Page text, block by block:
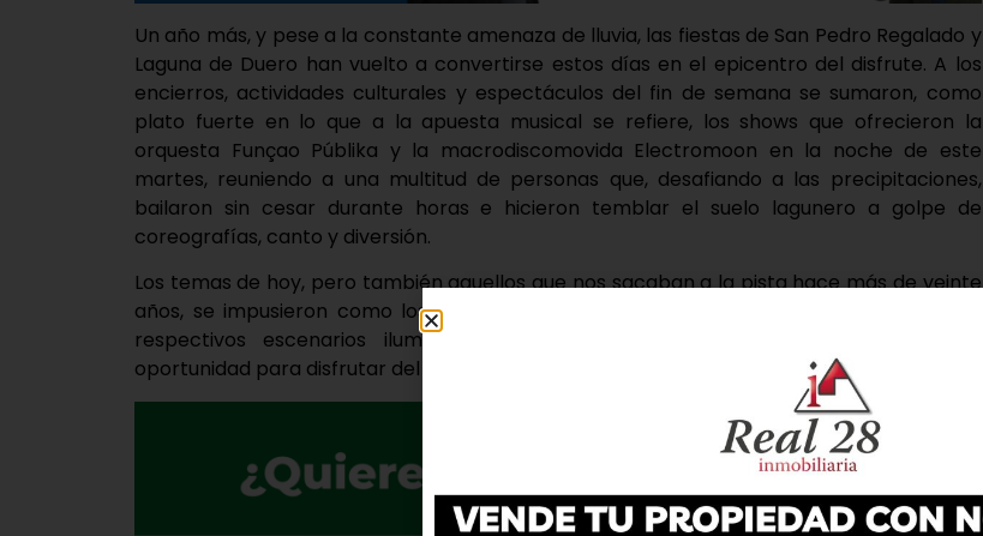
Un año más, y pese a la constante amenaza de lluvia, las fiestas de San Pedro Regalado y
Laguna de Duero han vuelto a convertirse estos días en el epicentro del disfrute. A los
encierros, actividades culturales y espectáculos del fin de semana se sumaron, como
plato fuerte en lo que a la apuesta musical se refiere, los shows que ofrecieron la
orquesta Funçao Públika y la macrodiscomovida Electromoon en la noche de este
martes, reuniendo a una multitud de personas que, desafiando a las precipitaciones,
bailaron sin cesar durante horas e hicieron temblar el suelo lagunero a golpe de
coreografías, canto y diversión.
Los temas de hoy, pero también aquellos que nos sacaban a la pista hace más de veinte
años, se impusieron como los protagonistas de una noche en la que las luces de los
respectivos escenarios iluminaron una noche que, aunque nubosa, ofreció una
oportunidad para disfrutar del baile y de la música.